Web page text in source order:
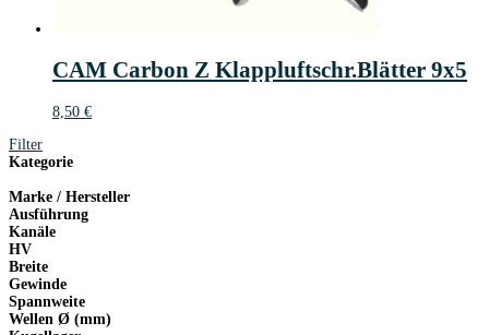
CAM Carbon Z Klappluftschr.Blätter 9x5
8,50 €
Filter
Kategorie
Marke / Hersteller
Ausführung
Kanäle
HV
Breite
Gewinde
Spannweite
Wellen Ø (mm)